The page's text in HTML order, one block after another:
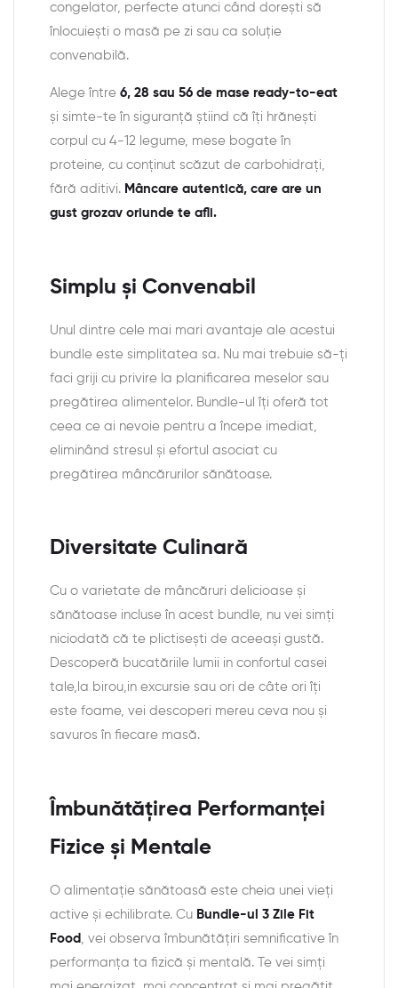
congelator, perfecte atunci când dorești să
înlocuiești o masă pe zi sau ca soluție
convenabilă.
Alege între 6, 28 sau 56 de mase ready-to-eat
și simte-te în siguranță știind că îți hrănești
corpul cu 4-12 legume, mese bogate în
proteine, cu conținut scăzut de carbohidrați,
fără aditivi. Mâncare autentică, care are un
gust grozav oriunde te afli.
Simplu și Convenabil
Unul dintre cele mai mari avantaje ale acestui
bundle este simplitatea sa. Nu mai trebuie să-ți
faci griji cu privire la planificarea meselor sau
pregătirea alimentelor. Bundle-ul îți oferă tot
ceea ce ai nevoie pentru a începe imediat,
eliminând stresul și efortul asociat cu
pregătirea mâncărurilor sănătoase.
Diversitate Culinară
Cu o varietate de mâncăruri delicioase și
sănătoase incluse în acest bundle, nu vei simți
niciodată că te plictisești de aceeași gustă.
Descoperă bucatăriile lumii in confortul casei
tale,la birou,in excursie sau ori de câte ori îți
este foame, vei descoperi mereu ceva nou și
savuros în fiecare masă.
Îmbunătățirea Performanței
Fizice și Mentale
O alimentație sănătoasă este cheia unei vieți
active și echilibrate. Cu Bundle-ul 3 Zile Fit
Food , vei observa îmbunătățiri semnificative în
performanța ta fizică și mentală. Te vei simți